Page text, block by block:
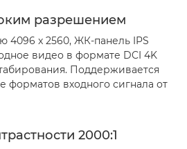
разрешением
4096 x 2560, ЖК-панель IPS
видео в формате DCI 4K
Поддерживается
форматов входного сигнала от
2000:1